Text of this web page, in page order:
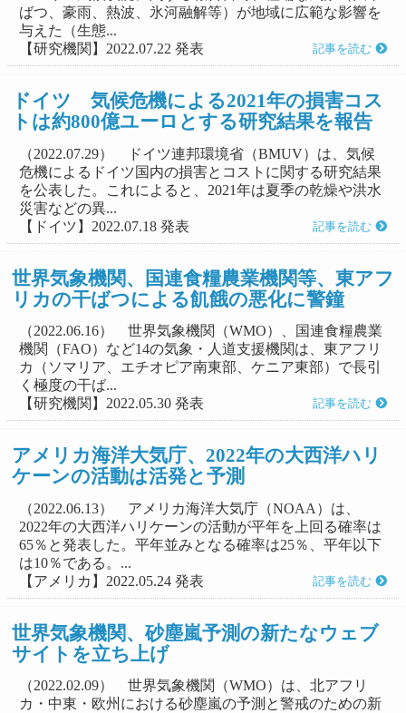
ばつ、豪雨、熱波、氷河融解等）が地域に広範な影響を
与えた（生態...
【研究機関】2022.07.22 発表
記事を読む
ドイツ 気候危機による2021年の損害コス
トは約800億ユーロとする研究結果を報告
（2022.07.29） ドイツ連邦環境省（BMUV）は、気候
危機によるドイツ国内の損害とコストに関する研究結果
を公表した。これによると、2021年は夏季の乾燥や洪水
災害などの異...
【ドイツ】2022.07.18 発表
記事を読む
世界気象機関、国連食糧農業機関等、東アフ
リカの干ばつによる飢餓の悪化に警鐘
（2022.06.16） 世界気象機関（WMO）、国連食糧農業
機関（FAO）など14の気象・人道支援機関は、東アフリ
カ（ソマリア、エチオピア南東部、ケニア東部）で長引
く極度の干ば...
【研究機関】2022.05.30 発表
記事を読む
アメリカ海洋大気庁、2022年の大西洋ハリ
ケーンの活動は活発と予測
（2022.06.13） アメリカ海洋大気庁（NOAA）は、
2022年の大西洋ハリケーンの活動が平年を上回る確率は
65％と発表した。平年並みとなる確率は25％、平年以下
は10％である。...
【アメリカ】2022.05.24 発表
記事を読む
世界気象機関、砂塵嵐予測の新たなウェブ
サイトを立ち上げ
（2022.02.09） 世界気象機関（WMO）は、北アフリ
カ・中東・欧州における砂塵嵐の予測と警戒のための新